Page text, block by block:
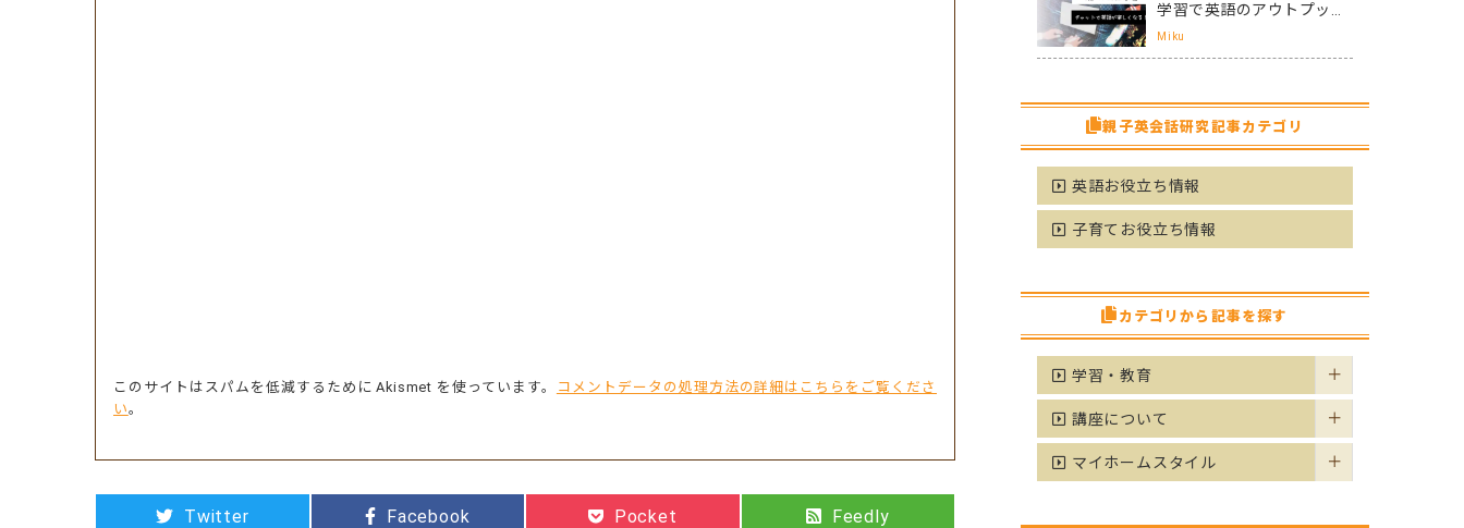
このサイトはスパムを低減するために Akismet を使っています。
コメントデータの処理方法の詳細はこちらをご覧くださ
い。
Twitter Facebook Pocket Feedly
学習で英語のアウトプット
が楽しくなる！
Miku
親子英会話研究記事カテゴリ
英語お役立ち情報
子育てお役立ち情報
カテゴリから記事を探す
学習・教育
講座について
マイホームスタイル